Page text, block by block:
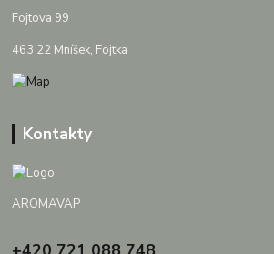
Fojtova 99
463 22 Mníšek, Fojtka
Kontakty
AROMAVAP